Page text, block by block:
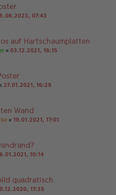
07:43
auf Hartschaumplatten
« 03.12.2021, 16:15
« 27.01.2021, 16:29
Wand
« 19.01.2021, 17:01
10:14
quadratisch
17:35